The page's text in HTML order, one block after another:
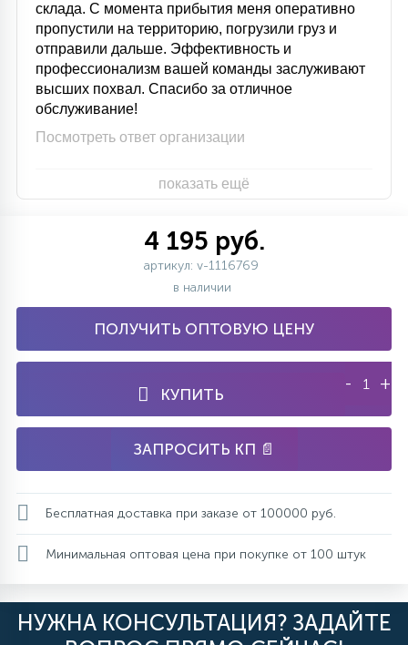
склада. С момента прибытия меня оперативно
пропустили на территорию, погрузили груз и
отправили дальше. Эффективность и
профессионализм вашей команды заслуживают
высших похвал. Спасибо за отличное
обслуживание!
Посмотреть ответ организации
показать ещё
4 195 руб.
артикул: v-1116769
в наличии
ПОЛУЧИТЬ ОПТОВУЮ ЦЕНУ
КУПИТЬ
- +
ЗАПРОСИТЬ КП 📄
Бесплатная доставка при заказе от 100000 руб.
Минимальная оптовая цена при покупке от 100 штук
НУЖНА КОНСУЛЬТАЦИЯ? ЗАДАЙТЕ